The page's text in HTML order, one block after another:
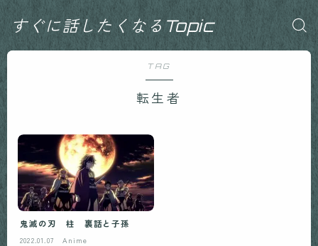
すぐに話したくなるTopic
TAG
転生者
鬼滅の刃 柱 裏話と子孫
2022.01.07 Anime